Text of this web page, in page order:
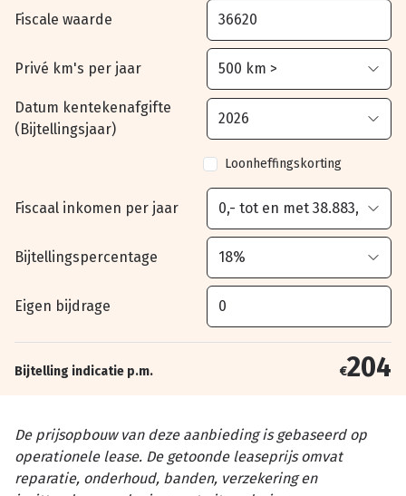
Fiscale waarde
Privé km's per jaar
Datum kentekenafgifte
(Bijtellingsjaar)
Loonheffingskorting
Fiscaal inkomen per jaar
Bijtellingspercentage
Eigen bijdrage
Bijtelling indicatie p.m. €204
De prijsopbouw van deze aanbieding is gebaseerd op
operationele lease. De getoonde leaseprijs omvat
reparatie, onderhoud, banden, verzekering en